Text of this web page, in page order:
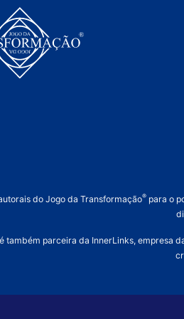
do Jogo da Transformação® para o
também parceira da InnerLinks, empresa